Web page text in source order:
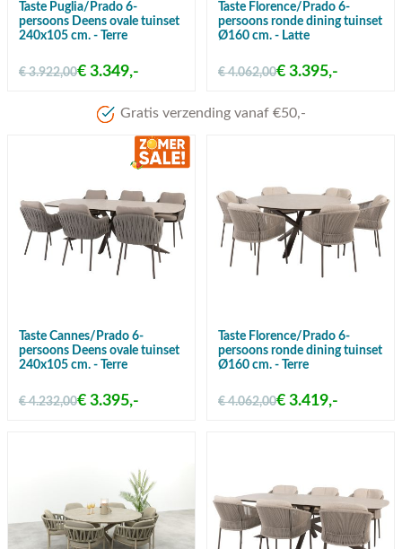
Taste Puglia/Prado 6-
persoons Deens ovale tuinset
240x105 cm. - Terre
€ 3.922,00€ 3.349,-
Taste Florence/Prado 6-
persoons ronde dining tuinset
Ø160 cm. - Latte
€ 4.062,00€ 3.395,-
Taste Cannes/Prado 6-
persoons Deens ovale tuinset
240x105 cm. - Terre
€ 4.232,00€ 3.395,-
Taste Florence/Prado 6-
persoons ronde dining tuinset
Ø160 cm. - Terre
€ 4.062,00€ 3.419,-